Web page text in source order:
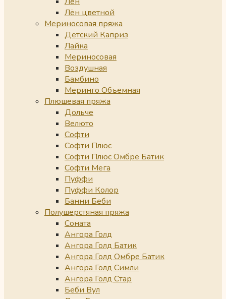
Лён цветной
Мериносовая пряжа
Детский Каприз
Лайка
Мериносовая
Воздушная
Бамбино
Меринго Объемная
Плюшевая пряжа
Дольче
Велюто
Софти
Софти Плюс
Софти Плюс Омбре Батик
Софти Мега
Пуффи
Пуффи Колор
Банни Беби
Полушерстяная пряжа
Соната
Ангора Голд
Ангора Голд Батик
Ангора Голд Омбре Батик
Ангора Голд Симли
Ангора Голд Стар
Беби Вул